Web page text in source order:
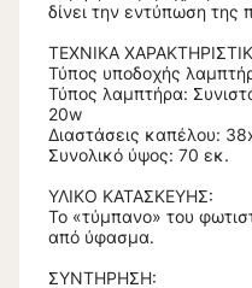
δίνει την εντύπωση της
ΤΕΧΝΙΚΑ
Τύπος υποδοχής
Τύπος λαμπτήρα:
20w
Διαστάσεις καπέλου:
Συνολικό ύψος: 70 εκ.
ΥΛΙΚΟ ΚΑΤΑΣΚΕΥΗΣ:
Το «τύμπανο» του
από ύφασμα.
ΣΥΝΤΗΡΗΣΗ: